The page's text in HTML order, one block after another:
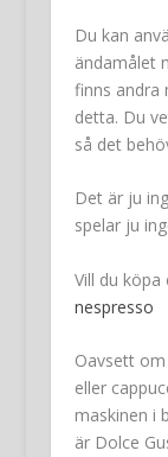
Du kan
ändamålet
finns andra
detta. Du
så det
Det är ju
spelar ju
Vill du köpa
nespresso
Oavsett
eller
maskinen i
är Dolce